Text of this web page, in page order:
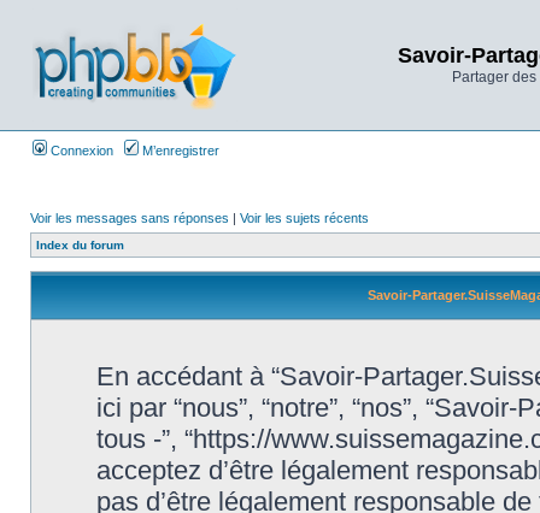
Savoir-
Partager
Connexion M’enregistrer
Voir les messages sans réponses | Voir les sujets récents
Index du forum
Savoir-
En accédant à “Savoir-
ici par “nous”, “notre”, “nos”,
tous -”, “https://
acceptez d’être légalement
pas d’être légalement responsable